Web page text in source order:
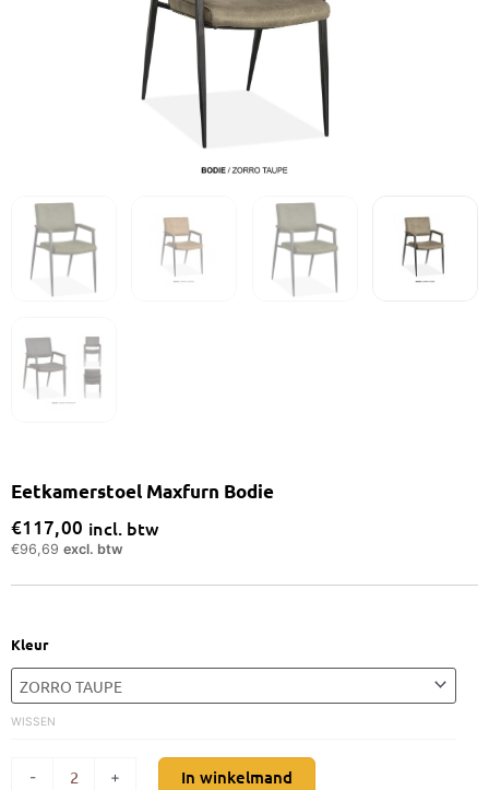
Eetkamerstoel Maxfurn Bodie
€117,00 incl. btw
€96,69 excl. btw
Kleur
WISSEN
-
Eetkamerstoel
Maxfurn
Bodie
+ In winkelmand